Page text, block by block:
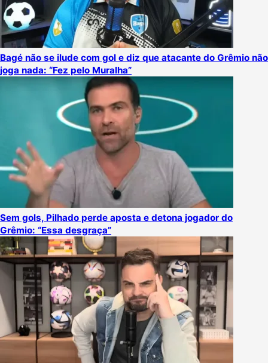
Bagé não se ilude com gol e diz que atacante do Grêmio não
joga nada: “Fez pelo Muralha”
Sem gols, Pilhado perde aposta e detona jogador do
Grêmio: “Essa desgraça”